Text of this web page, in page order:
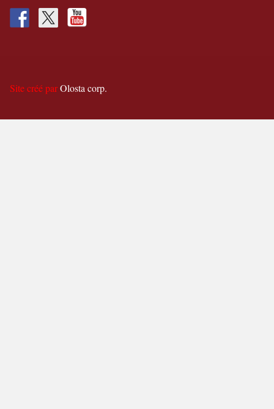
Site créé parOlosta corp.